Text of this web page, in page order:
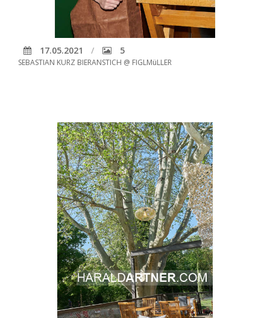
17.05.2021 5
SEBASTIAN KURZ BIERANSTICH @ FIGLMüLLER